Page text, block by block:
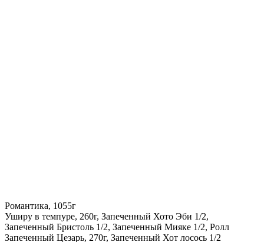
Романтика, 1055г
Уширу в темпуре, 260г, Запеченный Хото Эби 1/2,
Запеченный Бристоль 1/2, Запеченный Мияке 1/2, Ролл
Запеченный Цезарь, 270г, Запеченный Хот лосось 1/2